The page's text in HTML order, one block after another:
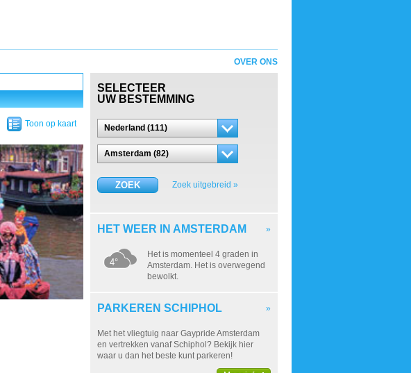
Toon op kaart
OVER ONS
SELECTEER
UW BESTEMMING
Nederland (111)
Amsterdam (82)
ZOEK Zoek uitgebreid »
HET WEER IN AMSTERDAM »
4°
Het is momenteel 4 graden in
Amsterdam. Het is overwegend
bewolkt.
PARKEREN SCHIPHOL »
Met het vliegtuig naar Gaypride Amsterdam
en vertrekken vanaf Schiphol? Bekijk hier
waar u dan het beste kunt parkeren!